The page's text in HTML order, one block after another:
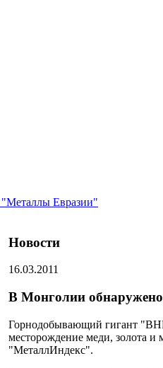
"Металлы Евразии"
Новости
16.03.2011
В Монголии
Горнодобывающий гигант
месторождение меди, золота
"МеталлИндекс".